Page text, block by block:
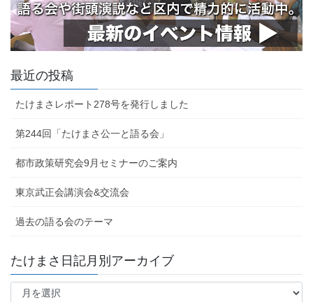
最近の投稿
たけまさレポート278号を発行しました
第244回「たけまさ公一と語る会」
都市政策研究会9月セミナーのご案内
東京武正会講演会&交流会
過去の語る会のテーマ
たけまさ日記月別アーカイブ
た